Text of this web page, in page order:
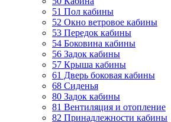
51 Пол кабины
52 Окно ветровое кабины
53 Передок кабины
54 Боковина кабины
56 Задок кабины
57 Крыша кабины
61 Дверь боковая кабины
68 Сиденья
80 Задок кабины
81 Вентиляция и отопление
82 Принадлежности кабины